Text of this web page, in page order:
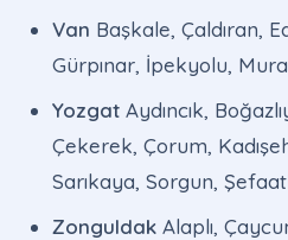
Van Başkale, Çaldıran,
Gürpınar, İpekyolu,
Yozgat Aydıncık,
Çekerek, Çorum,
Sarıkaya, Sorgun,
Zonguldak Alaplı,